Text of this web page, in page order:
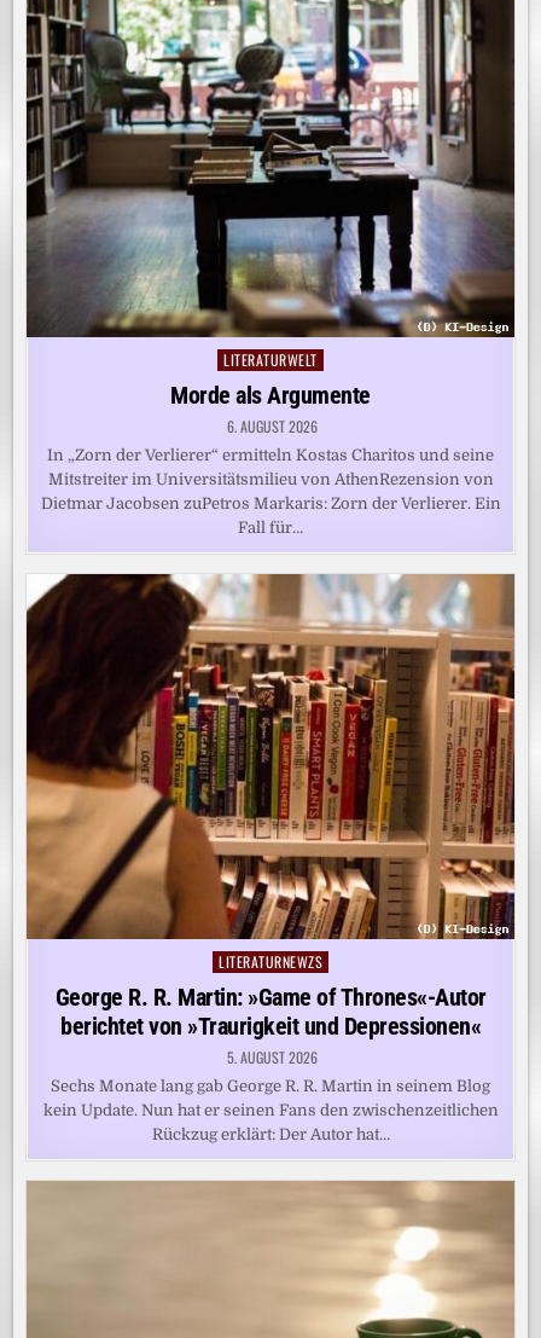
Posted
in
LITERATURWELT
Morde als Argumente
6. AUGUST 2026
In „Zorn der Verlierer“ ermitteln Kostas Charitos und seine
Mitstreiter im Universitätsmilieu von AthenRezension von
Dietmar Jacobsen zuPetros Markaris: Zorn der Verlierer. Ein
Fall für…
Posted
in
LITERATURNEWZS
George R. R. Martin: »Game of Thrones«-Autor
berichtet von »Traurigkeit und Depressionen«
5. AUGUST 2026
Sechs Monate lang gab George R. R. Martin in seinem Blog
kein Update. Nun hat er seinen Fans den zwischenzeitlichen
Rückzug erklärt: Der Autor hat…